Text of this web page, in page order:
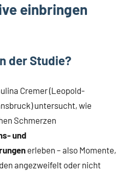
einbringen
der Studie?
Cremer (Leopold-
untersucht, wie
Schmerzen
und
erleben – also Momente,
angezweifelt oder nicht